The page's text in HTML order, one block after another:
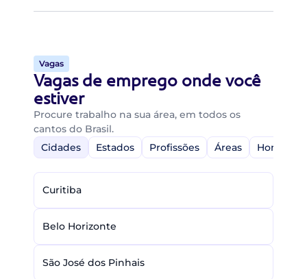
Vagas
Vagas de emprego onde você
estiver
Procure trabalho na sua área, em todos os
cantos do Brasil.
Cidades
Estados Profissões Áreas Home-
Curitiba
Belo Horizonte
São José dos Pinhais